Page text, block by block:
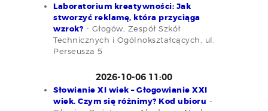
Laboratorium kreatywności: Jak
stworzyć reklamę, która przyciąga
wzrok? - Głogów, Zespół Szkół
Technicznych i Ogólnokształcących, ul.
Perseusza 5
2026-10-06 11:00
Słowianie XI wiek – Głogowianie XXI
wiek. Czym się różnimy? Kod ubioru -